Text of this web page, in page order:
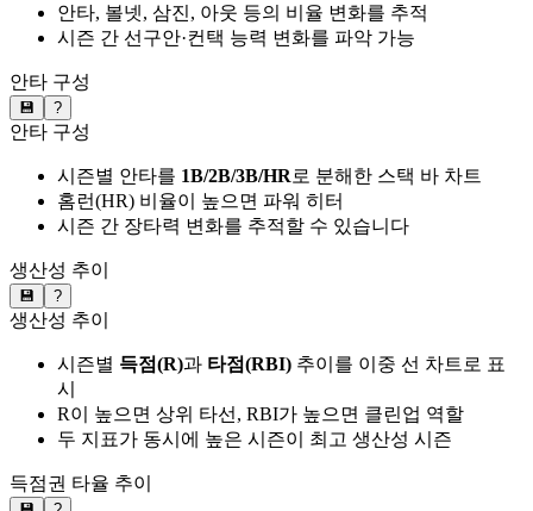
안타, 볼넷, 삼진, 아웃 등의 비율 변화를 추적
시즌 간 선구안·컨택 능력 변화를 파악 가능
안타 구성
💾 ?
안타 구성
시즌별 안타를 1B/2B/3B/HR로 분해한 스택 바 차트
홈런(HR) 비율이 높으면 파워 히터
시즌 간 장타력 변화를 추적할 수 있습니다
생산성 추이
💾 ?
생산성 추이
시즌별 득점(R)과 타점(RBI) 추이를 이중 선 차트로 표
시
R이 높으면 상위 타선, RBI가 높으면 클린업 역할
두 지표가 동시에 높은 시즌이 최고 생산성 시즌
득점권 타율 추이